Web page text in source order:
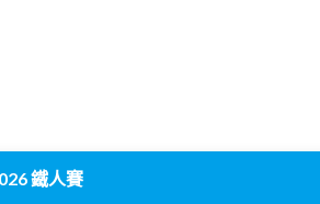
鐵人賽